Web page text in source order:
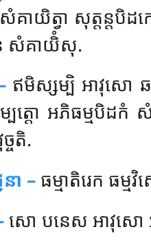
យិត្វា សុត្តន្តបិដក
សំគាយិំសុ.
ឥមិស្សម្បិ អាវុសោ
ត្តោ អភិធម្មបិដកំ សំ
ចតិ.
ា – ធម្មាតិរេក ធម្ម
សោ បនេស អាវុសោ